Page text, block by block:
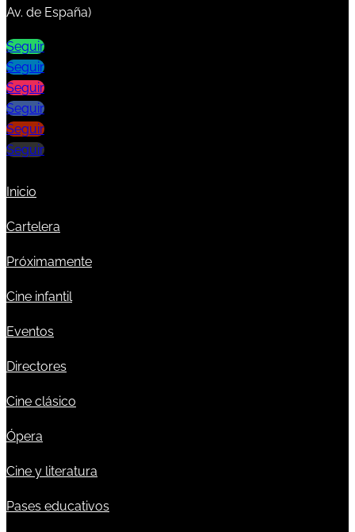
Av. de España)
Seguir
Seguir
Seguir
Seguir
Seguir
Seguir
Inicio
Cartelera
Próximamente
Cine infantil
Eventos
Directores
Cine clásico
Ópera
Cine y literatura
Pases educativos